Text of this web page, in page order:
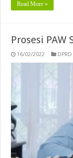
Read More »
Prosesi PAW
16/02/2022